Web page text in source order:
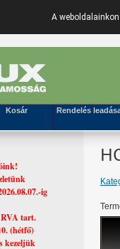
A
Kosár Rendelés
ig
tart.
(hétfő)
kezeljük